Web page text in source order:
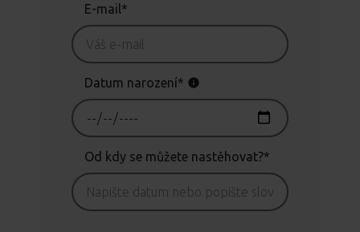
E-mail*
Datum narození*
Od kdy se můžete nastěhovat?*